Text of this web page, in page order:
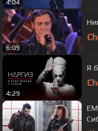
4:04
6:09
4:29
Я